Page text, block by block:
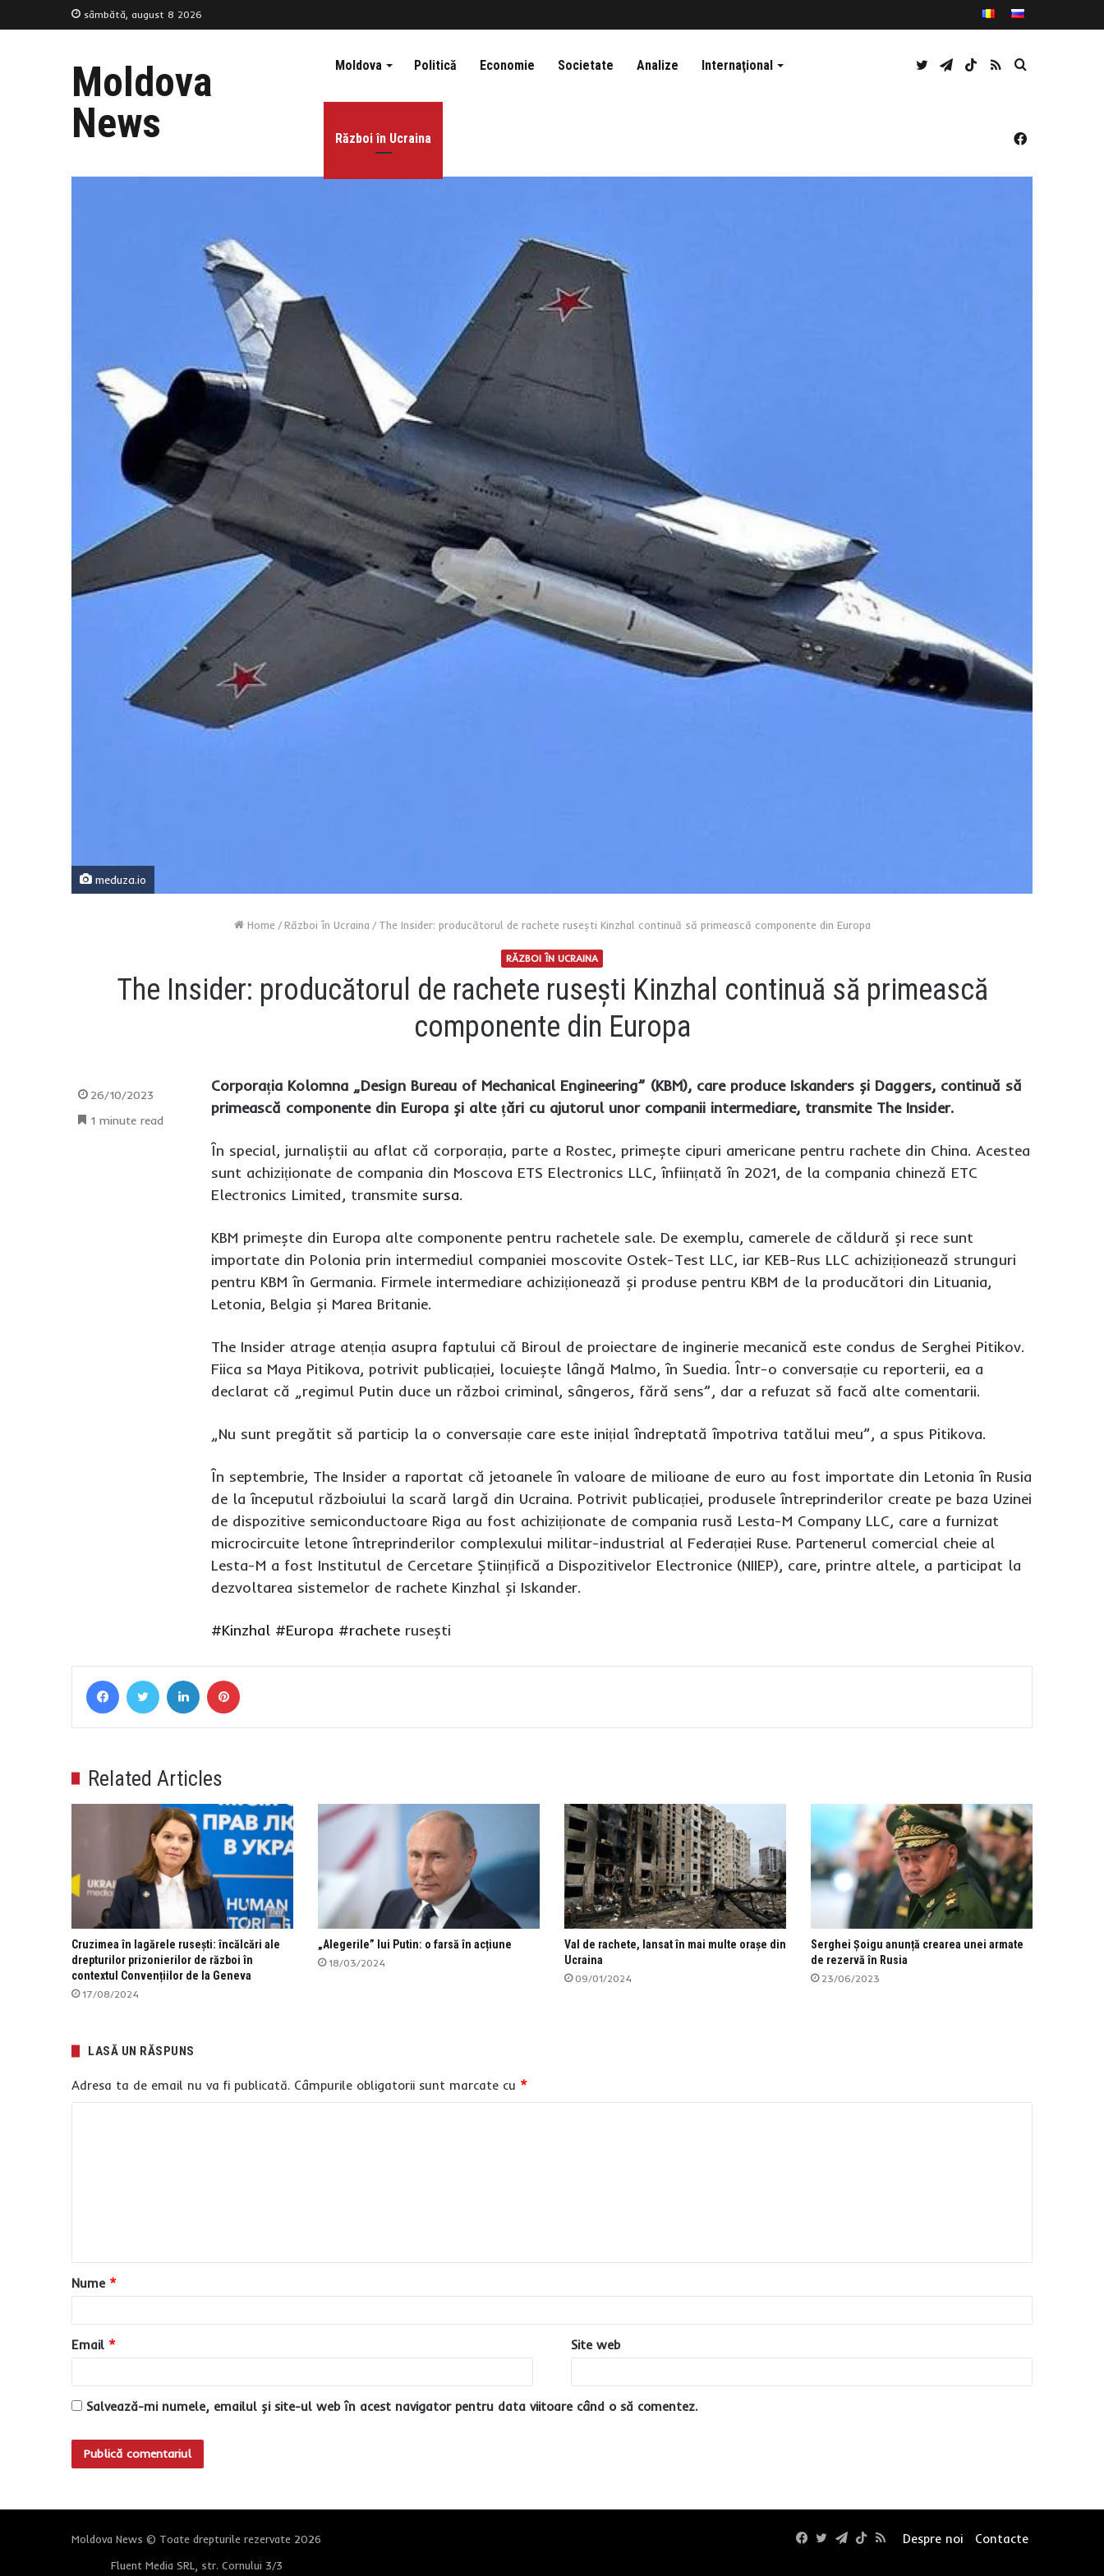
sâmbătă, august 8 2026
Moldova
News
Moldova Politică Economie Societate Analize Internaţional
Război în Ucraina
Caută
RSS
TikTok
Telegram
Twitter
Facebook
meduza.io
Home / Război în Ucraina / The Insider: producătorul de rachete rusești Kinzhal continuă să primească componente din Europa
RĂZBOI ÎN UCRAINA
The Insider: producătorul de rachete rusești Kinzhal continuă să primească
componente din Europa
Corporația Kolomna „Design Bureau of Mechanical Engineering” (KBM), care produce Iskanders și Daggers, continuă să
primească componente din Europa și alte țări cu ajutorul unor companii intermediare, transmite The Insider.
În special, jurnaliștii au aflat că corporația, parte a Rostec, primește cipuri americane pentru rachete din China. Acestea
sunt achiziționate de compania din Moscova ETS Electronics LLC, înființată în 2021, de la compania chineză ETC
Electronics Limited, transmite sursa.
KBM primește din Europa alte componente pentru rachetele sale. De exemplu, camerele de căldură și rece sunt
importate din Polonia prin intermediul companiei moscovite Ostek-Test LLC, iar KEB-Rus LLC achiziționează strunguri
pentru KBM în Germania. Firmele intermediare achiziționează și produse pentru KBM de la producători din Lituania,
Letonia, Belgia și Marea Britanie.
The Insider atrage atenția asupra faptului că Biroul de proiectare de inginerie mecanică este condus de Serghei Pitikov.
Fiica sa Maya Pitikova, potrivit publicației, locuiește lângă Malmo, în Suedia. Într-o conversație cu reporterii, ea a
declarat că „regimul Putin duce un război criminal, sângeros, fără sens”, dar a refuzat să facă alte comentarii.
„Nu sunt pregătit să particip la o conversație care este inițial îndreptată împotriva tatălui meu”, a spus Pitikova.
În septembrie, The Insider a raportat că jetoanele în valoare de milioane de euro au fost importate din Letonia în Rusia
de la începutul războiului la scară largă din Ucraina. Potrivit publicației, produsele întreprinderilor create pe baza Uzinei
de dispozitive semiconductoare Riga au fost achiziționate de compania rusă Lesta-M Company LLC, care a furnizat
microcircuite letone întreprinderilor complexului militar-industrial al Federației Ruse. Partenerul comercial cheie al
Lesta-M a fost Institutul de Cercetare Științifică a Dispozitivelor Electronice (NIIEP), care, printre altele, a participat la
dezvoltarea sistemelor de rachete Kinzhal și Iskander.
#Kinzhal #Europa #rachete rusești
26/10/2023
1 minute read
FacebookTwitter LinkedIn
Related Articles
Cruzimea în lagărele rusești: încălcări ale
drepturilor prizonierilor de război în
contextul Convențiilor de la Geneva
17/08/2024
„Alegerile” lui Putin: o farsă în acțiune
18/03/2024
Val de rachete, lansat în mai multe orașe din
Ucraina
09/01/2024
Serghei Șoigu anunță crearea unei armate
de rezervă în Rusia
23/06/2023
LASĂ UN RĂSPUNS
Adresa ta de email nu va fi publicată. Câmpurile obligatorii sunt marcate cu *
a
r
*
Nume *
Email * Site web
Salvează-mi numele, emailul și site-ul web în acest navigator pentru data viitoare când o să comentez.
Moldova News © Toate drepturile rezervate 2026
Fluent Media SRL, str. Cornului 3/3
Despre noi Contacte
Facebook
Twitter
Telegram
TikTok
RSS